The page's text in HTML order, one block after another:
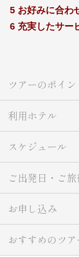
5 お好みに合わ
6 充実したサー
ツアーのポイン
利用ホテル
スケジュール
ご出発日・ご
お申し込み
おすすめのツア